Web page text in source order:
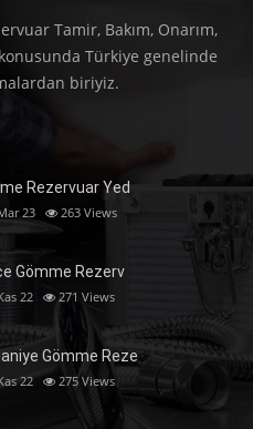
Tamir, Bakım, Onarım,
Türkiye genelinde
biriyiz.
Rezervuar Yed
23 263 Views
Gömme Rezerv
22 271 Views
Gömme Reze
22 275 Views